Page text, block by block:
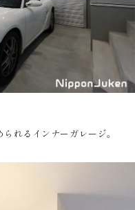
れるインナーガレージ。